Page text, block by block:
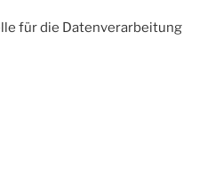
für die Datenverarbeitung